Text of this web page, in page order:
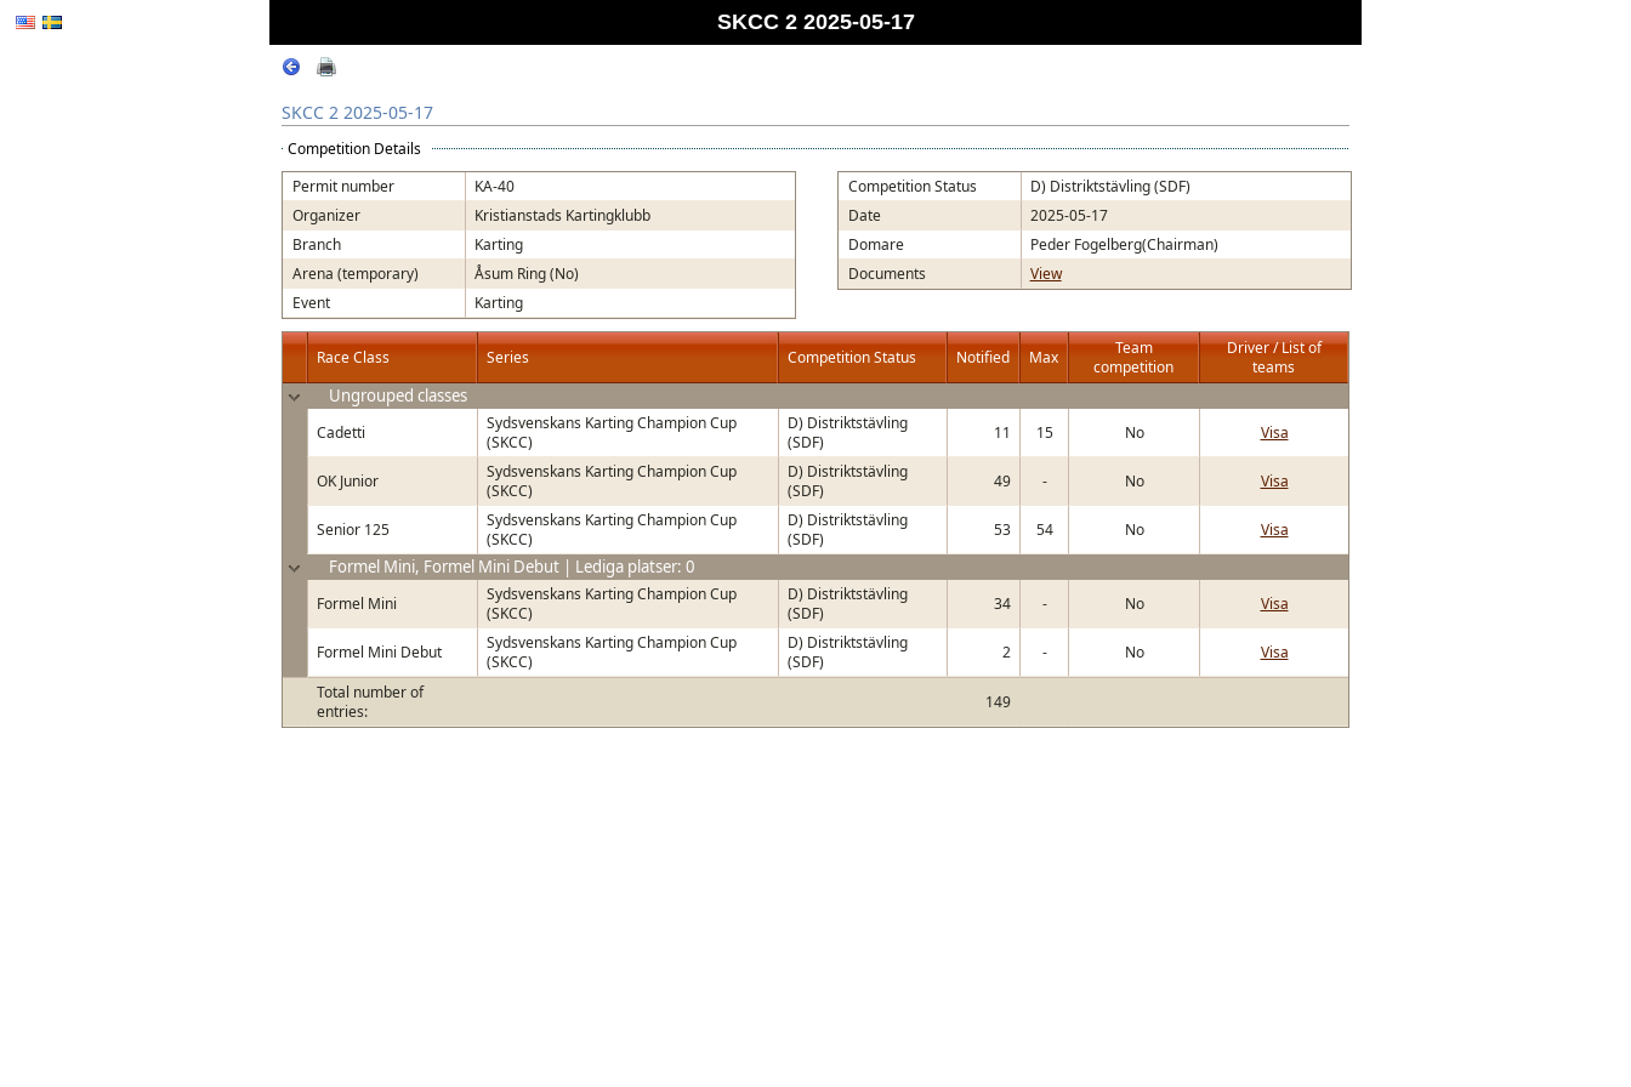
SKCC 2 2025-05-17
SKCC 2 2025-05-17
Competition Details
Permit number
KA-40
Organizer
Kristianstads Kartingklubb
Branch
Karting
Arena (temporary)
Åsum Ring (No)
Event
Karting
Competition Status
D) Distriktstävling (SDF)
Date
2025-05-17
Domare
Peder Fogelberg(Chairman)
Documents
View
Race Class Series Competition Status Notified Max
Team
competition
Driver / List of
teams
Total number of
entries:
149
Ungrouped classes
Cadetti
Sydsvenskans Karting Champion Cup
(SKCC)
D) Distriktstävling
(SDF)
11 15 No Visa
OK Junior
Sydsvenskans Karting Champion Cup
(SKCC)
D) Distriktstävling
(SDF)
49 - No Visa
Senior 125
Sydsvenskans Karting Champion Cup
(SKCC)
D) Distriktstävling
(SDF)
53 54 No Visa
Formel Mini, Formel Mini Debut | Lediga platser: 0
Formel Mini
Sydsvenskans Karting Champion Cup
(SKCC)
D) Distriktstävling
(SDF)
34 - No Visa
Formel Mini Debut
Sydsvenskans Karting Champion Cup
(SKCC)
D) Distriktstävling
(SDF)
2 - No Visa